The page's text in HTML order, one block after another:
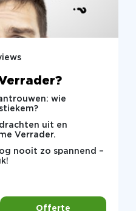
wie
uit en
Verrader.
nooit zo spannend –
Offerte